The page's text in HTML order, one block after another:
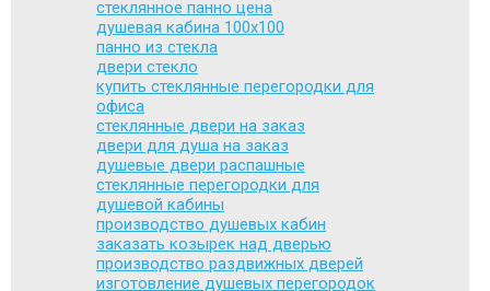
стеклянное панно цена
душевая кабина 100х100
панно из стекла
двери стекло
купить стеклянные перегородки для
офиса
стеклянные двери на заказ
двери для душа на заказ
душевые двери распашные
стеклянные перегородки для
душевой кабины
производство душевых кабин
заказать козырек над дверью
производство раздвижных дверей
изготовление душевых перегородок